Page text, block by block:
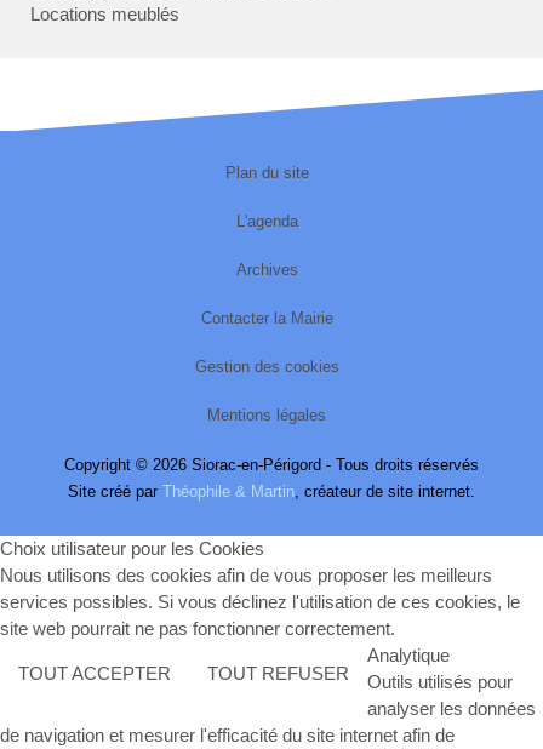
Locations meublés
Plan du site
L'agenda
Archives
Contacter la Mairie
Gestion des cookies
Mentions légales
Copyright © 2026 Siorac-en-Périgord - Tous droits réservés
Site créé par Théophile & Martin, créateur de site internet.
Choix utilisateur pour les Cookies
Nous utilisons des cookies afin de vous proposer les meilleurs
services possibles. Si vous déclinez l'utilisation de ces cookies, le
site web pourrait ne pas fonctionner correctement.
TOUT ACCEPTER TOUT REFUSER
Analytique
Outils utilisés pour
analyser les données
de navigation et mesurer l'efficacité du site internet afin de